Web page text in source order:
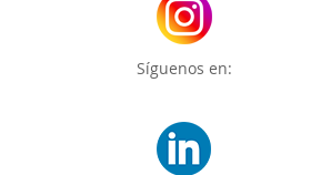
Síguenos en: